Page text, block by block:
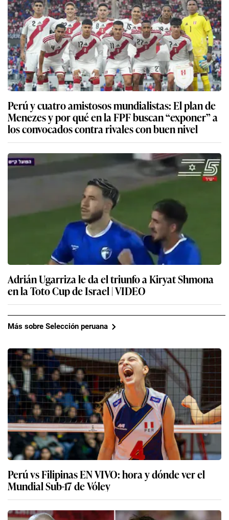
Perú y cuatro amistosos mundialistas: El plan de
Menezes y por qué en la FPF buscan “exponer” a
los convocados contra rivales con buen nivel
Adrián Ugarriza le da el triunfo a Kiryat Shmona
en la Toto Cup de Israel | VIDEO
Más sobre Selección peruana
Perú vs Filipinas EN VIVO: hora y dónde ver el
Mundial Sub-17 de Vóley